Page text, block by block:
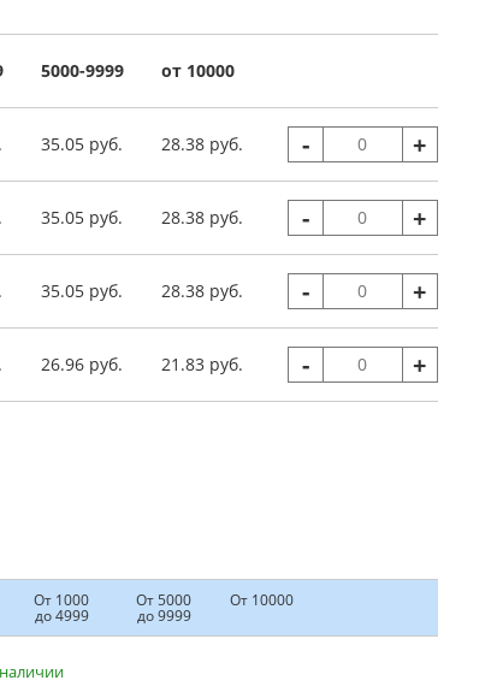
5000-9999 от 10000
35.05 руб. 28.38 руб. - +
35.05 руб. 28.38 руб. - +
35.05 руб. 28.38 руб. - +
26.96 руб. 21.83 руб. - +
От 1000
до 4999
От 5000
до 9999
От 10000